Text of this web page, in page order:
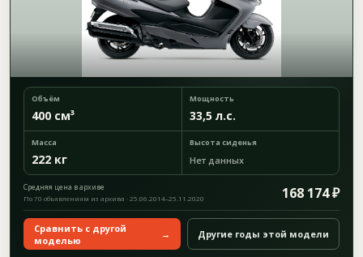
Объём
400 см³
Мощность
33,5 л.с.
Масса
222 кг
Высота сиденья
Нет данных
Средняя цена в архиве 168 174 ₽
По 70 объявлениям из архива · 25.06.2014–25.11.2020
Сравнить с другой
моделью
→ Другие годы этой модели